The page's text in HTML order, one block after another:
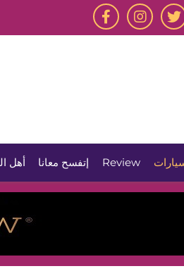
Review إتفسح معانا أهل